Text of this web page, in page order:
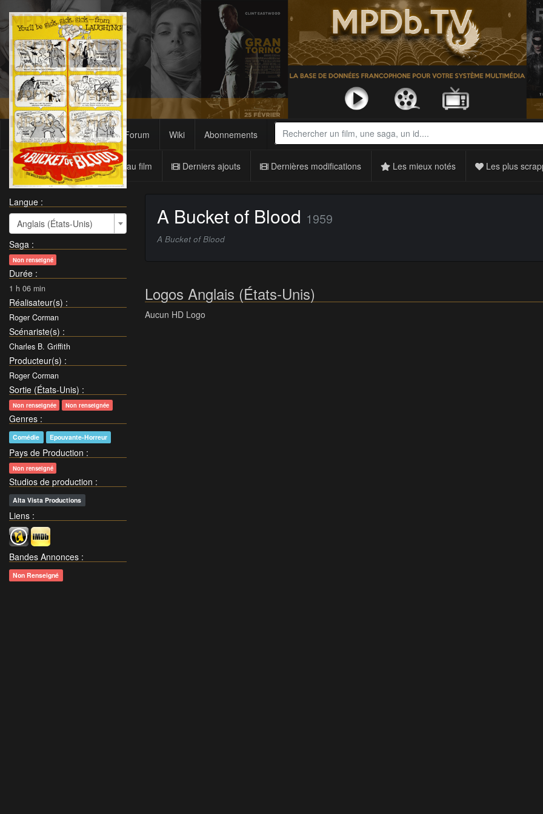
Films Sagas Forum Wiki Abonnements
Nouveau film Derniers ajouts Dernières modifications Les mieux notés Les plus
Langue :
Anglais (États-Unis)
Saga :
Non renseigné
Durée :
1 h 06 min
Réalisateur(s) :
Roger Corman
Scénariste(s) :
Charles B. Griffith
Producteur(s) :
Roger Corman
Sortie (États-Unis) :
Non renseignée Non renseignée
Genres :
Comédie Epouvante-Horreur
Pays de Production :
Non renseigné
Studios de production :
Alta Vista Productions
Liens :
Bandes Annonces :
Non Renseigné
A Bucket of Blood 1959
A Bucket of Blood
Logos Anglais (États-Unis)
Aucun HD Logo